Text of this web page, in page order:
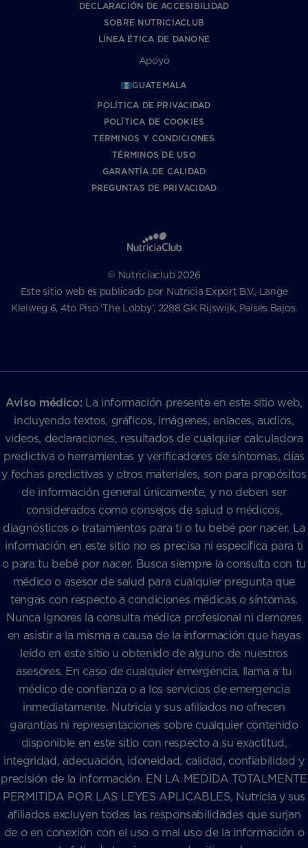
DECLARACIÓN DE ACCESIBILIDAD
SOBRE NUTRICIACLUB
LÍNEA ÉTICA DE DANONE
Apoyo
GUATEMALA
POLÍTICA DE PRIVACIDAD
POLÍTICA DE COOKIES
TÉRMINOS Y CONDICIONES
TÉRMINOS DE USO
GARANTÍA DE CALIDAD
PREGUNTAS DE PRIVACIDAD
© Nutriciaclub 2026
Este sitio web es publicado por Nutricia Export B.V., Lange
Kleiweg 6, 4to Piso ‘The Lobby’, 2288 GK Rijswijk, Países Bajos.
Aviso médico:La información presente en este sitio web,
incluyendo textos, gráficos, imágenes, enlaces, audios,
videos, declaraciones, resultados de cualquier calculadora
predictiva o herramientas y verificadores de síntomas, días
y fechas predictivas y otros materiales, son para propósitos
de información general únicamente, y no deben ser
considerados como consejos de salud o médicos,
diagnósticos o tratamientos para ti o tu bebé por nacer. La
información en este sitio no es precisa ni específica para ti
o para tu bebé por nacer. Busca siempre la consulta con tu
médico o asesor de salud para cualquier pregunta que
tengas con respecto a condiciones médicas o síntomas.
Nunca ignores la consulta médica profesional ni demores
en asistir a la misma a causa de la información que hayas
leído en este sitio u obtenido de alguno de nuestros
asesores. En caso de cualquier emergencia, llama a tu
médico de confianza o a los servicios de emergencia
inmediatamente. Nutricia y sus afiliados no ofrecen
garantías ni representaciones sobre cualquier contenido
disponible en este sitio con respecto a su exactitud,
integridad, adecuación, idoneidad, calidad, confiabilidad y
precisión de la información. EN LA MEDIDA TOTALMENTE
PERMITIDA POR LAS LEYES APLICABLES, Nutricia y sus
afiliados excluyen todas las responsabilidades que surjan
de o en conexión con el uso o mal uso de la información o